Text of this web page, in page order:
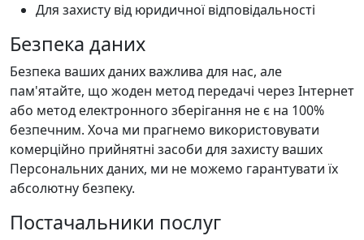
Для захисту від юридичної відповідальності
Безпека даних
Безпека ваших даних важлива для нас, але
пам'ятайте, що жоден метод передачі через Інтернет
або метод електронного зберігання не є на 100%
безпечним. Хоча ми прагнемо використовувати
комерційно прийнятні засоби для захисту ваших
Персональних даних, ми не можемо гарантувати їх
абсолютну безпеку.
Постачальники послуг